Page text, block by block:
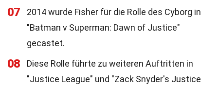
07
2014 wurde Fisher für die Rolle des Cyborg in
"Batman v Superman: Dawn of Justice"
gecastet.
08
Diese Rolle führte zu weiteren Auftritten in
"Justice League" und "Zack Snyder's Justice